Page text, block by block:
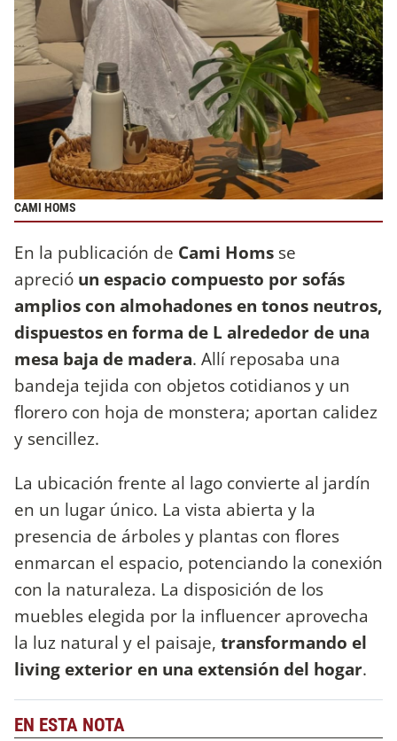
CAMI HOMS
En la publicación de Cami Homs se
apreció un espacio compuesto por sofás
amplios con almohadones en tonos neutros,
dispuestos en forma de L alrededor de una
mesa baja de madera. Allí reposaba una
bandeja tejida con objetos cotidianos y un
florero con hoja de monstera; aportan calidez
y sencillez.
La ubicación frente al lago convierte al jardín
en un lugar único. La vista abierta y la
presencia de árboles y plantas con flores
enmarcan el espacio, potenciando la conexión
con la naturaleza. La disposición de los
muebles elegida por la influencer aprovecha
la luz natural y el paisaje, transformando el
living exterior en una extensión del hogar.
EN ESTA NOTA